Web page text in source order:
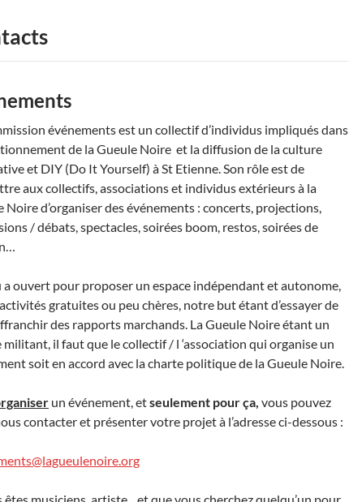
événements est un collectif d’individus impliqués dans
de la Gueule Noire et la diffusion de la culture
et DIY (Do It Yourself) à St Etienne. Son rôle est de
aux collectifs, associations et individus extérieurs à la
Noire d’organiser des événements : concerts, projections,
/ débats, spectacles, soirées boom, restos, soirées de
a ouvert pour proposer un espace indépendant et autonome,
gratuites ou peu chères, notre but étant d’essayer de
des rapports marchands. La Gueule Noire étant un
militant, il faut que le collectif / l ‘association qui organise un
soit en accord avec la charte politique de la Gueule Noire.
un événement, etseulement pour ça, vous pouvez
contacter et présenter votre projet à l’adresse ci-dessous :